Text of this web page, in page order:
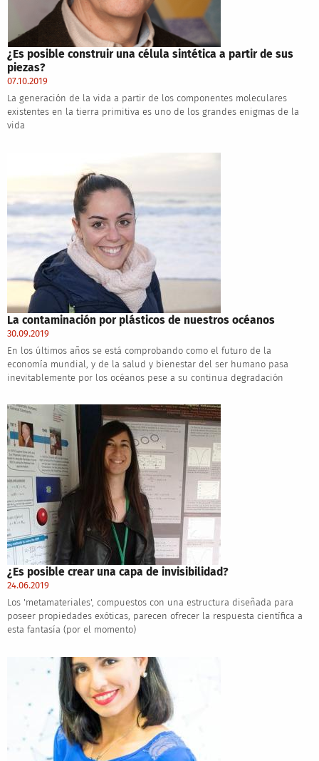
¿Es posible construir una célula sintética a partir de sus
piezas?
07.10.2019
La generación de la vida a partir de los componentes moleculares
existentes en la tierra primitiva es uno de los grandes enigmas de la
vida
La contaminación por plásticos de nuestros océanos
30.09.2019
En los últimos años se está comprobando como el futuro de la
economía mundial, y de la salud y bienestar del ser humano pasa
inevitablemente por los océanos pese a su continua degradación
¿Es posible crear una capa de invisibilidad?
24.06.2019
Los 'metamateriales', compuestos con una estructura diseñada para
poseer propiedades exóticas, parecen ofrecer la respuesta científica a
esta fantasía (por el momento)